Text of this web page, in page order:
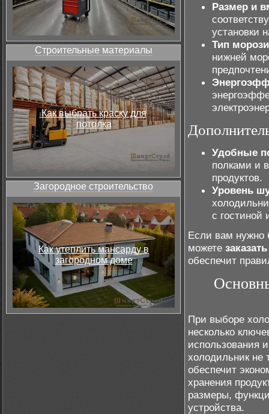
Строительные материалы
Как выбрать краску для
потолка
Загородное строительство
Как утеплить мансарду в
загородном доме
Размер и
установки
Тип
нижней
Удобные
полками и
продуктов.
Уровень
с гостиной
Если вам нужно
можете
обеспечит
При выборе
несколько
использования
холодильник не
обеспечит
хранения
размеры,
устройства.